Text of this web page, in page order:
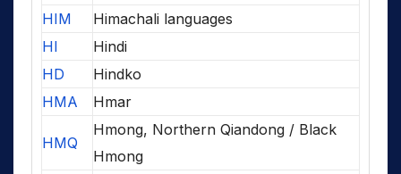
HIM
Himachali languages
HI
Hindi
HD
Hindko
HMA
Hmar
HMQ
Hmong, Northern Qiandong / Black
Hmong